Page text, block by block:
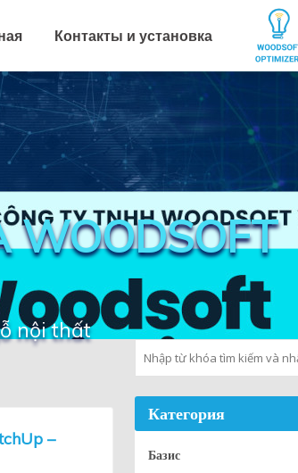
Контакты и установка
WOODSOFT
nội thất
–
Категория
Базис